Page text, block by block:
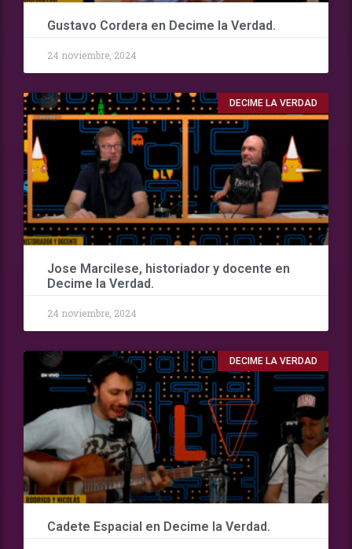
Gustavo Cordera en Decime la Verdad.
24 noviembre, 2024
DECIME LA VERDAD
Jose Marcilese, historiador y docente en
Decime la Verdad.
24 noviembre, 2024
DECIME LA VERDAD
Cadete Espacial en Decime la Verdad.